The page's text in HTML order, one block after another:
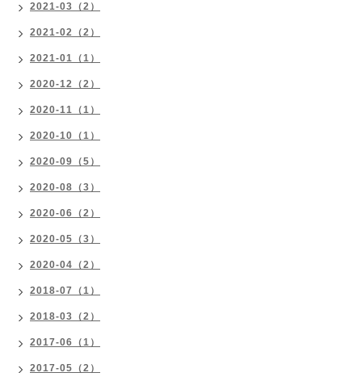
2021-03（2）
2021-02（2）
2021-01（1）
2020-12（2）
2020-11（1）
2020-10（1）
2020-09（5）
2020-08（3）
2020-06（2）
2020-05（3）
2020-04（2）
2018-07（1）
2018-03（2）
2017-06（1）
2017-05（2）